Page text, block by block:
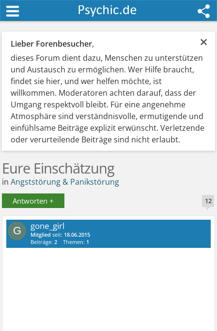
×
Lieber Forenbesucher,
dieses Forum dient dazu, Menschen zu unterstützen
und Austausch zu ermöglichen. Wer Hilfe braucht,
findet sie hier, und wer helfen möchte, ist
willkommen. Moderatoren achten darauf, dass der
Umgang respektvoll bleibt. Für eine angenehme
Atmosphäre sind verständnisvolle, ermutigende und
einfühlsame Beiträge explizit erwünscht. Verletzende
oder verurteilende Beiträge sind nicht erlaubt.
Eure Einschätzung
inAngststörung & Panikstörung
Antworten + 12
G gone_girl
Mitglied seit: 18.06.2015
Beiträge:2 Themen: 1